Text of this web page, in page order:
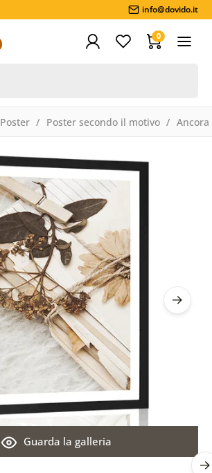
info@dovido.it
0
Poster Poster secondo il motivo Ancora
Guarda la galleria